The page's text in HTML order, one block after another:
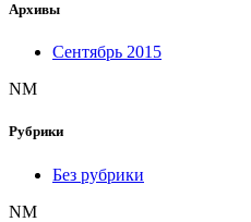
Архивы
Сентябрь 2015
NM
Рубрики
Без рубрики
NM